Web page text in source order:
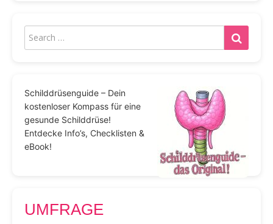
Schilddrüsenguide – Dein
kostenloser Kompass für eine
gesunde Schilddrüse!
Entdecke Info’s, Checklisten &
eBook!
UMFRAGE